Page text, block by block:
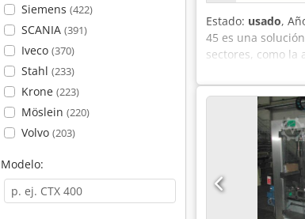
Siemens (422)
SCANIA (391)
Iveco (370)
Stahl (233)
Krone (223)
Möslein (220)
Volvo (203)
Modelo:
Estado: usado,
45 es una
sectores, como
rendimiento
hecho, esta
versatilidad que
sistemas de
general.
en otras tareas
operaciones
de trasiego es la
procesos de